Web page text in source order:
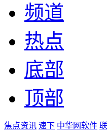
频道
热点
底部
顶部
焦点资讯 速下 中华网软件